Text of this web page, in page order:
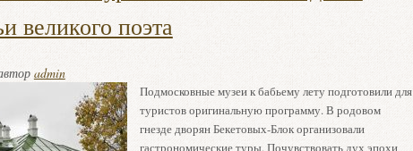
великого поэта
admin
Подмосковные музеи к бабьему лету подготовили для
туристов оригинальную программу. В родовом
гнезде дворян Бекетовых-Блок организовали
гастрономические туры. Почувствовать дух эпохи